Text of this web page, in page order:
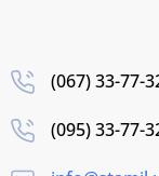
(067) 33-77-
(095) 33-77-